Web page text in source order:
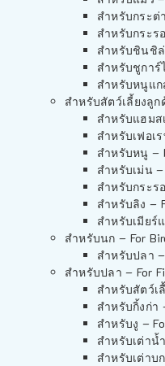
สำหรับกระต่
สำหรับกระร
สำหรับชินชิ
สำหรับชูการ์
สำหรับหนูแก
สำหรับสัตว์เลี้ยงลู
สำหรับแฮมส
สำหรับเฟอเ
สำหรับหนู –
สำหรับเม่น –
สำหรับกระร
สำหรับลิง –
สำหรับเมียร์
สำหรับนก – For
สำหรับปลา
สำหรับปลา – For
สำหรับสัตว์เ
สำหรับกิ้งก่า
สำหรับงู –
สำหรับเต่าน้
สำหรับเต่าบ